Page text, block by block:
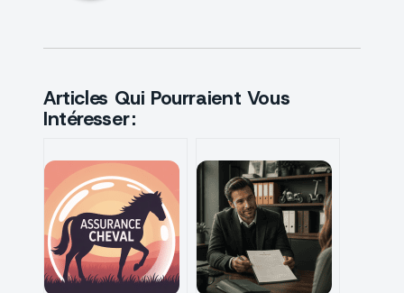
Articles Qui Pourraient Vous
Intéresser :